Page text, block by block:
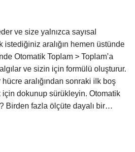
ve size yalnızca sayısal
istediğiniz aralığın hemen üstünde
Otomatik Toplam > Toplam’a
ve sizin için formülü oluşturur.
hücre aralığından sonraki ilk boş
için dokunup sürükleyin. Otomatik
Birden fazla ölçüte dayalı bir…